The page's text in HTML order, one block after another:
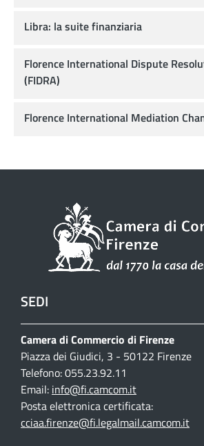
Libra: la suite finanziaria
Florence International Dispute
(FIDRA)
Florence International Mediation
SEDI
Camera di Commercio di Firenze
Piazza dei Giudici, 3 - 50122 Firenze
Telefono: 055.23.92.11
Email: info@fi.camcom.it
Posta elettronica certificata:
cciaa.firenze@fi.legalmail.camcom.it